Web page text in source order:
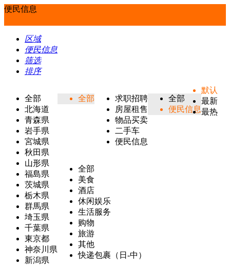
便民信息
区域
便民信息
筛选
排序
全部
北海道
青森県
岩手県
宮城県
秋田県
山形県
福島県
茨城県
栃木県
群馬県
埼玉県
千葉県
東京都
神奈川県
新潟県
全部
求职招聘
房屋租售
物品买卖
二手车
便民信息
全部
便民信息
全部
美食
酒店
休闲娱乐
生活服务
购物
旅游
其他
快递包裹（日-中）
默认
最新
最热